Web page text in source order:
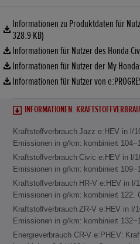
Informationen zu Produktdaten für
328.9 KB)
Informationen für Nutzer des Honda
Informationen für Nutzer der My
Informationen für Nutzer von
INFORMATIONEN:
Kraftstoffverbrauch Jazz e:HEV in l/
Emissionen in g/km: kombiniert
Kraftstoffverbrauch Civic e:HEV in l/
Emissionen in g/km: kombiniert
Kraftstoffverbrauch HR-V e:HEV in l/
Emissionen in g/km: kombiniert 122.
Kraftstoffverbrauch ZR-V e:HEV in l/
Emissionen in g/km: kombiniert
Energieverbrauch CR-V e:PHEV: